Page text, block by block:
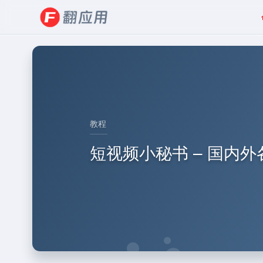
教程
短视频小秘书 – 国内